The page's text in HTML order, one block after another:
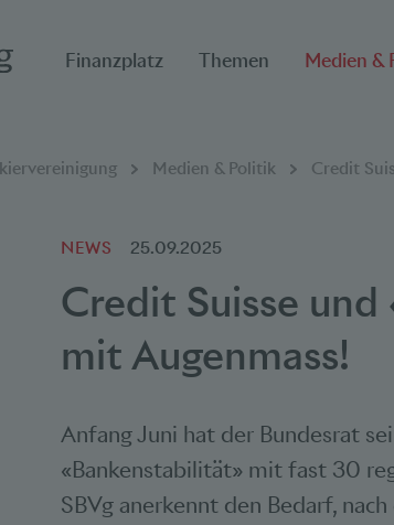
Finanzplatz Themen Medien &
Medien & Politik Credit
NEWS 25.09.2025
Credit Suisse
mit Augenmass!
Anfang Juni hat der Bundesrat
«Bankenstabilität» mit fast 30
SBVg anerkennt den Bedarf,